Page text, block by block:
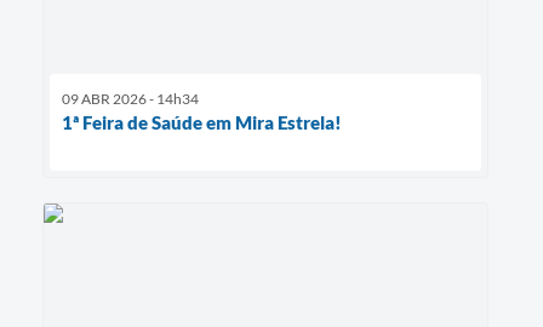
09 ABR 2026 - 14h34
1ª Feira de Saúde em Mira Estrela!